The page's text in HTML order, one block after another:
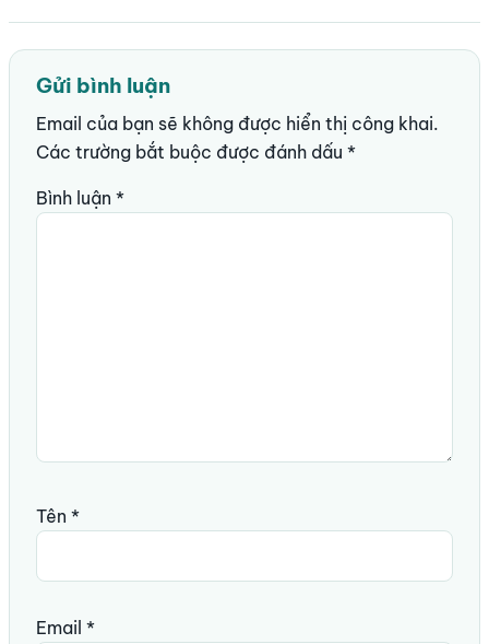
Gửi bình luận
Email của bạn sẽ không được hiển thị công khai.
Các trường bắt buộc được đánh dấu *
Bình luận *
Tên *
Email *